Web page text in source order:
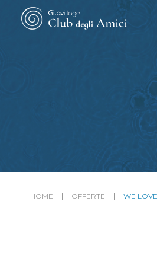
HOME OFFERTE WE